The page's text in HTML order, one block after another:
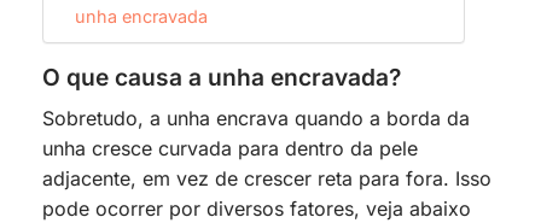
unha encravada
O que causa a unha encravada?
Sobretudo, a unha encrava quando a borda da
unha cresce curvada para dentro da pele
adjacente, em vez de crescer reta para fora. Isso
pode ocorrer por diversos fatores, veja abaixo